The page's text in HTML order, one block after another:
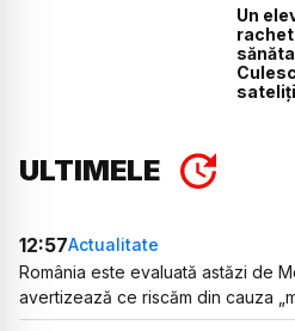
Un
ULTIMELE
12:57Actualitate
România este evaluată astăzi de
avertizează ce riscăm din cauza